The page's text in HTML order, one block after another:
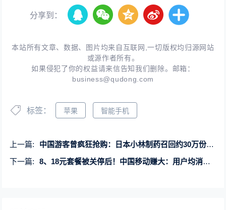
分享到：
本站所有文章、数据、图片均来自互联网,一切版权均归源网站
或源作者所有。
如果侵犯了你的权益请来信告知我们删除。邮箱：
business@qudong.com
标签： 苹果 智能手机
上一篇:
中国游客曾疯狂抢购：日本小林制药召回约30万份产品 社长鞠躬道歉
下一篇:
8、18元套餐被关停后！中国移动赚大：用户均消费78.2元 你贡献多少